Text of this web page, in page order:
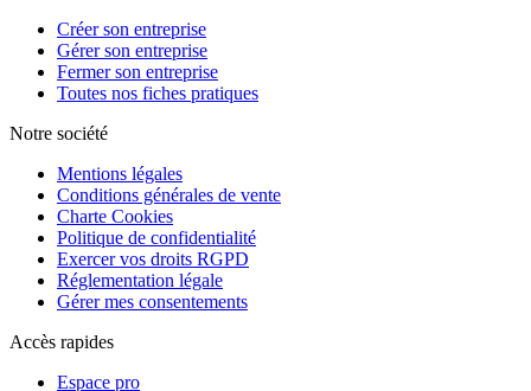
Créer son entreprise
Gérer son entreprise
Fermer son entreprise
Toutes nos fiches pratiques
Notre société
Mentions légales
Conditions générales de vente
Charte Cookies
Politique de confidentialité
Exercer vos droits RGPD
Réglementation légale
Gérer mes consentements
Accès rapides
Espace pro